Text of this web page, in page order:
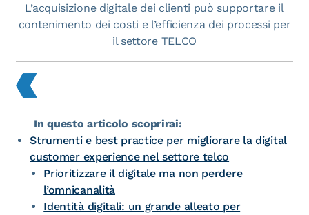
L’acquisizione digitale dei clienti può supportare il
contenimento dei costi e l’efficienza dei processi per
il settore TELCO
In questo articolo scoprirai:
Strumenti e best practice per migliorare la digital
customer experience nel settore telco
Prioritizzare il digitale ma non perdere
l’omnicanalità
Identità digitali: un grande alleato per